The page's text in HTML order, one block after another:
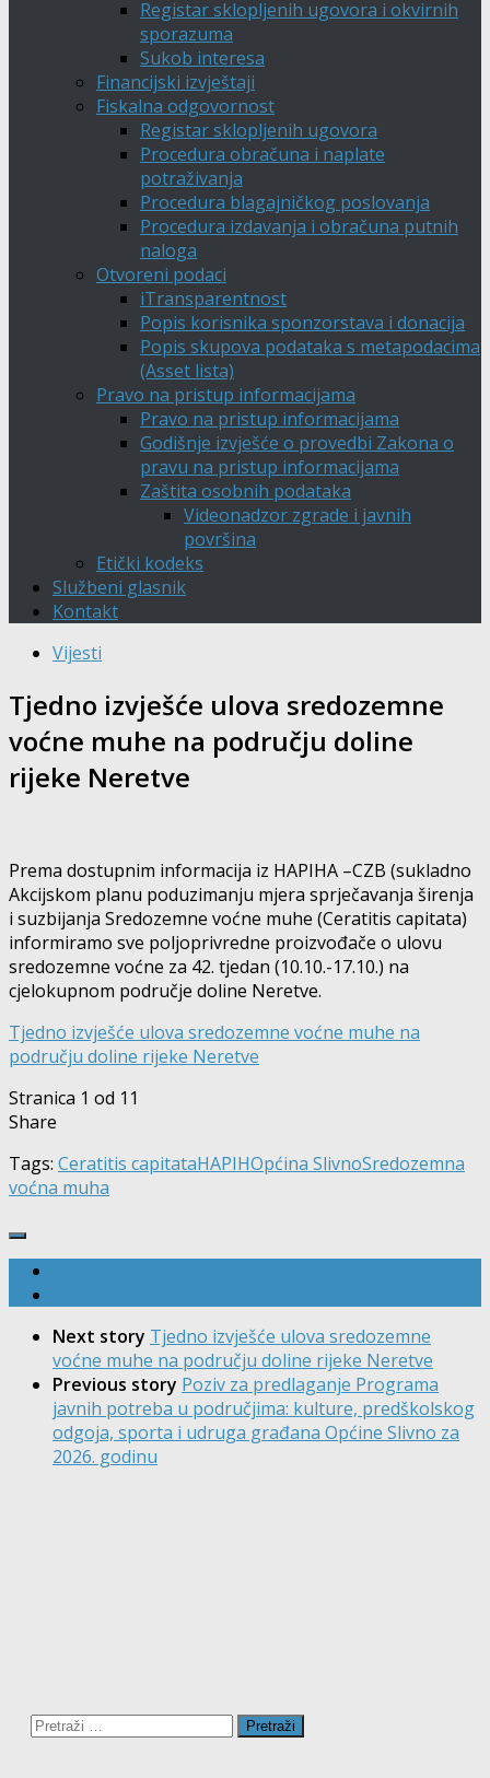
Registar sklopljenih ugovora i okvirnih
sporazuma
Sukob interesa
Financijski izvještaji
Fiskalna odgovornost
Registar sklopljenih ugovora
Procedura obračuna i naplate
potraživanja
Procedura blagajničkog poslovanja
Procedura izdavanja i obračuna putnih
naloga
Otvoreni podaci
iTransparentnost
Popis korisnika sponzorstava i donacija
Popis skupova podataka s metapodacima
(Asset lista)
Pravo na pristup informacijama
Pravo na pristup informacijama
Godišnje izvješće o provedbi Zakona o
pravu na pristup informacijama
Zaštita osobnih podataka
Videonadzor zgrade i javnih
površina
Etički kodeks
Službeni glasnik
Kontakt
Vijesti
Tjedno izvješće ulova sredozemne
voćne muhe na području doline
rijeke Neretve
Prema dostupnim informacija iz HAPIHA –CZB (sukladno
Akcijskom planu poduzimanju mjera sprječavanja širenja
i suzbijanja Sredozemne voćne muhe (Ceratitis capitata)
informiramo sve poljoprivredne proizvođače o ulovu
sredozemne voćne za 42. tjedan (10.10.-17.10.) na
cjelokupnom područje doline Neretve.
Tjedno izvješće ulova sredozemne voćne muhe na
području doline rijeke Neretve
Stranica 1 od 1 1
Share
Tags: Ceratitis capitataHAPIHOpćina SlivnoSredozemna
voćna muha
Next story Tjedno izvješće ulova sredozemne
voćne muhe na području doline rijeke Neretve
Previous story Poziv za predlaganje Programa
javnih potreba u područjima: kulture, predškolskog
odgoja, sporta i udruga građana Općine Slivno za
2026. godinu
Pretraži: